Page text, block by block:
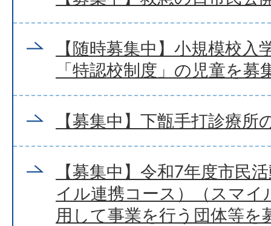
【随時募集中】小規模校入
「特認校制度」の児童を募
【募集中】下甑手打診療
【募集中】令和7年度市民
イル連携コース）（スマイ
用して事業を行う団体等を